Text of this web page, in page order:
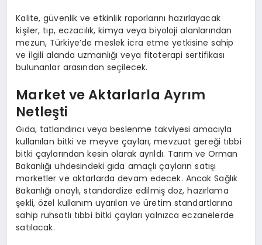
Kalite, güvenlik ve etkinlik raporlarını hazırlayacak
kişiler, tıp, eczacılık, kimya veya biyoloji alanlarından
mezun, Türkiye’de meslek icra etme yetkisine sahip
ve ilgili alanda uzmanlığı veya fitoterapi sertifikası
bulunanlar arasından seçilecek.
Market ve Aktarlarla Ayrım
Netleşti
Gıda, tatlandırıcı veya beslenme takviyesi amacıyla
kullanılan bitki ve meyve çayları, mevzuat gereği tıbbi
bitki çaylarından kesin olarak ayrıldı. Tarım ve Orman
Bakanlığı uhdesindeki gıda amaçlı çayların satışı
marketler ve aktarlarda devam edecek. Ancak Sağlık
Bakanlığı onaylı, standardize edilmiş doz, hazırlama
şekli, özel kullanım uyarıları ve üretim standartlarına
sahip ruhsatlı tıbbi bitki çayları yalnızca eczanelerde
satılacak.